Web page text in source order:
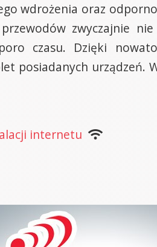
wdrożenia oraz
zwyczajnie
czasu. Dzięki
posiadanych
internetu